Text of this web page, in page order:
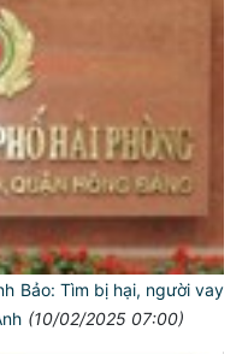
Bảo: Tìm bị hại, người vay
(10/02/2025 07:00)